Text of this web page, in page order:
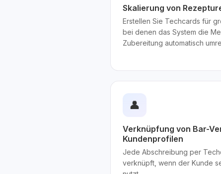
Skalierung von
Erstellen Sie Techcards für
bei denen das System die
Zubereitung automatisch
👤
Verknüpfung von Bar-
Kundenprofilen
Jede Abschreibung per
verknüpft, wenn der Kunde